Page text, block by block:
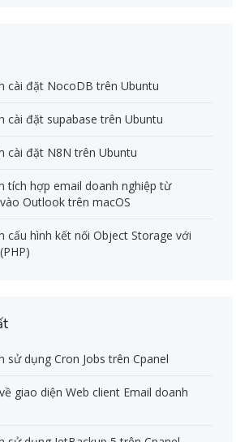
cài đặt NocoDB trên Ubuntu
cài đặt supabase trên Ubuntu
cài đặt N8N trên Ubuntu
tích hợp email doanh nghiệp từ
Outlook trên macOS
cấu hình kết nối Object Storage với
sử dụng Cron Jobs trên Cpanel
giao diện Web client Email doanh